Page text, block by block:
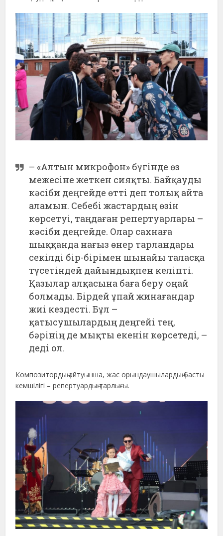
– «Алтын микрофон» бүгінде өз
межесіне жеткен сияқты. Байқауды
кәсіби деңгейде өтті деп толық айта
аламын. Себебі жастардың өзін
көрсетуі, таңдаған репертуарлары –
кәсіби деңгейде. Олар сахнаға
шыққанда нағыз өнер тарландары
секілді бір-бірімен шынайы таласқа
түсетіндей дайындықпен келіпті.
Қазылар алқасына баға беру оңай
болмады. Бірдей ұпай жинағандар
жиі кездесті. Бұл –
қатысушылардың деңгейі тең,
бәрінің де мықты екенін көрсетеді, –
деді ол.
Композитордың айтуынша, жас орындаушылардың басты
кемшілігі – репертуардың тарлығы.